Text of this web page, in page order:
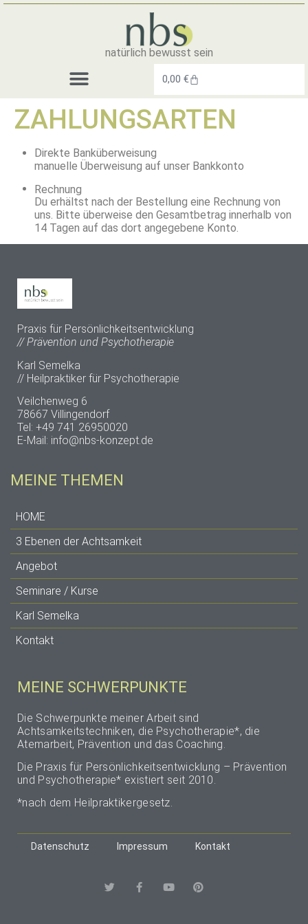
natürlich bewusst sein
0,00 €
ZAHLUNGSARTEN
Direkte Banküberweisung
manuelle Überweisung auf unser Bankkonto
Rechnung
Du erhältst nach der Bestellung eine Rechnung von
uns. Bitte überweise den Gesamtbetrag innerhalb von
14 Tagen auf das dort angegebene Konto.
Praxis für Persönlichkeitsentwicklung
// Prävention und Psychotherapie
Karl Semelka
// Heilpraktiker für Psychotherapie
Veilchenweg 6
78667 Villingendorf
Tel: +49 741 26950020
E-Mail: info@nbs-konzept.de
MEINE THEMEN
HOME
3 Ebenen der Achtsamkeit
Angebot
Seminare / Kurse
Karl Semelka
Kontakt
MEINE SCHWERPUNKTE
Die Schwerpunkte meiner Arbeit sind
Achtsamkeitstechniken, die Psychotherapie*, die
Atemarbeit, Prävention und das Coaching.
Die Praxis für Persönlichkeitsentwicklung – Prävention
und Psychotherapie* existiert seit 2010.
*nach dem Heilpraktikergesetz.
Datenschutz Impressum Kontakt